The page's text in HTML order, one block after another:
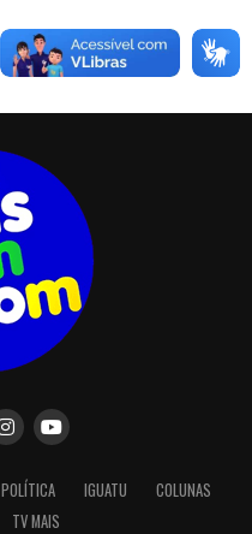
POLÍTICA IGUATU
COLUNAS
TV MAIS